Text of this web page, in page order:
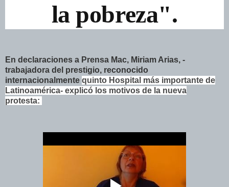
la pobreza".
En declaraciones a Prensa Mac, Miriam Arias, -
trabajadora del prestigio, reconocido
internacionalmente quinto Hospital más importante de
Latinoamérica- explicó los motivos de la nueva
protesta: